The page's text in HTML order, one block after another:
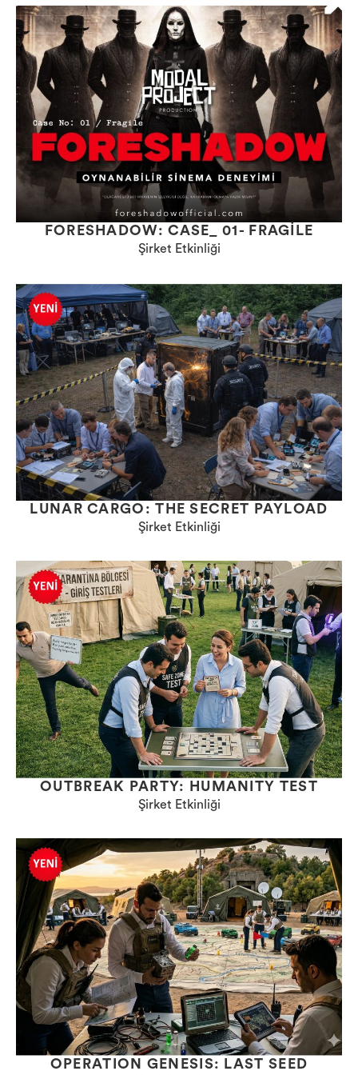
FORESHADOW: CASE_ 01- FRAGILE
Şirket Etkinliği
LUNAR CARGO: THE SECRET PAYLOAD
Şirket Etkinliği
OUTBREAK PARTY: HUMANITY TEST
Şirket Etkinliği
OPERATION GENESIS: LAST SEED